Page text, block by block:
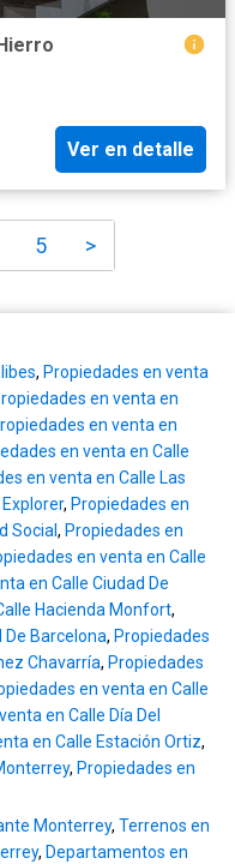
Ver en detalle
5 >
, Propiedades en venta
en venta en
en venta en
en venta en Calle
en venta en Calle Las
, Propiedades en
Social, Propiedades en
en venta en Calle
en Calle Ciudad De
Hacienda Monfort,
De Barcelona, Propiedades
Chavarría, Propiedades
en venta en Calle
en Calle Día Del
en Calle Estación Ortiz,
, Propiedades en
Monterrey, Terrenos en
, Departamentos en